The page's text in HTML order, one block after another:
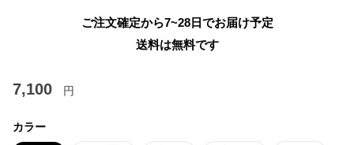
ご注文確定から7~28日でお届け予定
送料は無料です
7,100 円
カラー